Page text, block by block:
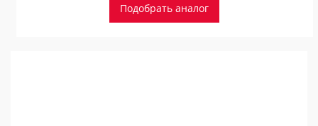
Подобрать аналог